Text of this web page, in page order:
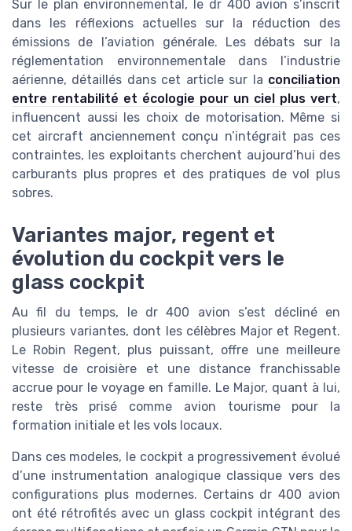
Sur le plan environnemental, le dr 400 avion s’inscrit
dans les réflexions actuelles sur la réduction des
émissions de l’aviation générale. Les débats sur la
réglementation environnementale dans l’industrie
aérienne, détaillés dans cet article sur la conciliation
entre rentabilité et écologie pour un ciel plus vert,
influencent aussi les choix de motorisation. Même si
cet aircraft anciennement conçu n’intégrait pas ces
contraintes, les exploitants cherchent aujourd’hui des
carburants plus propres et des pratiques de vol plus
sobres.
Variantes major, regent et
évolution du cockpit vers le
glass cockpit
Au fil du temps, le dr 400 avion s’est décliné en
plusieurs variantes, dont les célèbres Major et Regent.
Le Robin Regent, plus puissant, offre une meilleure
vitesse de croisière et une distance franchissable
accrue pour le voyage en famille. Le Major, quant à lui,
reste très prisé comme avion tourisme pour la
formation initiale et les vols locaux.
Dans ces modeles, le cockpit a progressivement évolué
d’une instrumentation analogique classique vers des
configurations plus modernes. Certains dr 400 avion
ont été rétrofités avec un glass cockpit intégrant des